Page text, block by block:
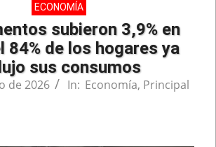
ECONOMÍA
subieron 3,9% en
84% de los hogares ya
sus consumos
de 2026 In: Economía, Principal